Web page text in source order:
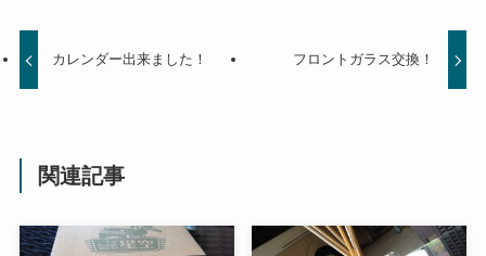
カレンダー出来ました！ フロントガラス交換！
関連記事